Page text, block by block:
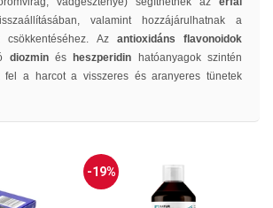
valamint hozzájárulhatnak a
csökkentéséhez. Az antioxidáns flavonoidok
diozminés heszperidin
hatóanyagok szintén
fel a harcot a visszeres és aranyeres tünetek
-19%